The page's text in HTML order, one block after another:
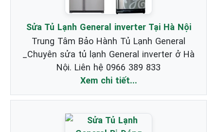
Sửa Tủ Lạnh General inverter Tại Hà Nội
Trung Tâm Bảo Hành Tủ Lạnh General
_Chuyên sửa tủ lạnh General inverter ở Hà
Nội. Liên hệ 0966 389 833
Xem chi tiết...